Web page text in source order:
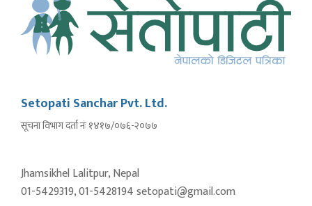
Setopati Sanchar Pvt. Ltd.
सूचना विभाग दर्ता नंः १४१७/०७६-२०७७
Jhamsikhel Lalitpur, Nepal
01-5429319, 01-5428194 setopati@gmail.com